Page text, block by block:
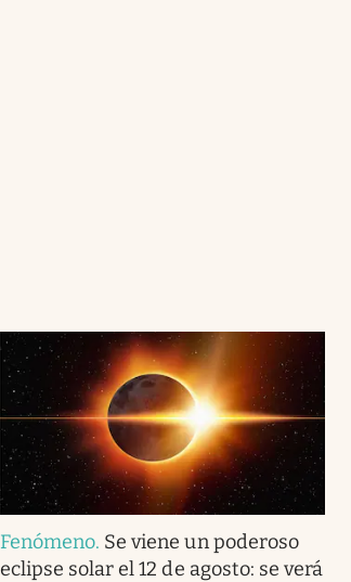
Fenómeno. Se viene un poderoso
eclipse solar el 12 de agosto: se verá